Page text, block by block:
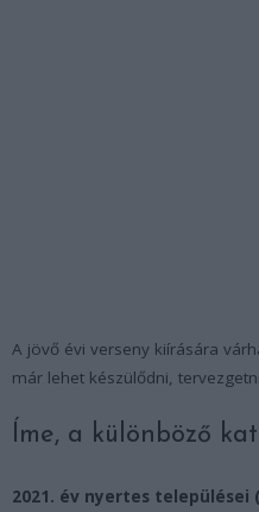
A jövő évi verseny kiírására
már lehet készülődni,
Íme, a különböző
2021. év nyertes települései